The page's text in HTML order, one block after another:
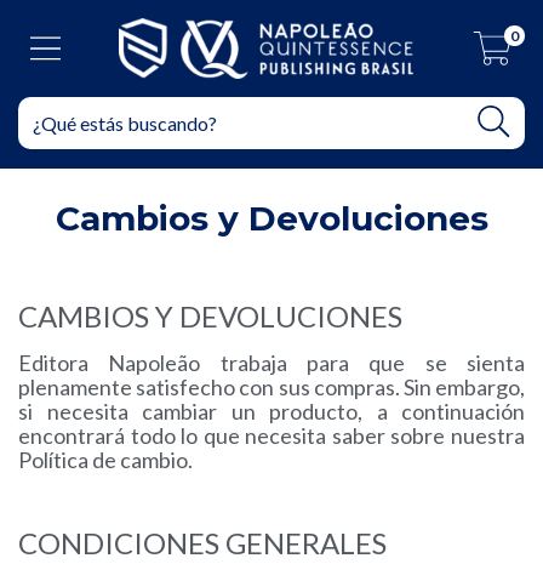
0
Cambios y Devoluciones
CAMBIOS Y DEVOLUCIONES
Editora Napoleão trabaja para que se sienta
plenamente satisfecho con sus compras. Sin embargo,
si necesita cambiar un producto, a continuación
encontrará todo lo que necesita saber sobre nuestra
Política de cambio.
CONDICIONES GENERALES